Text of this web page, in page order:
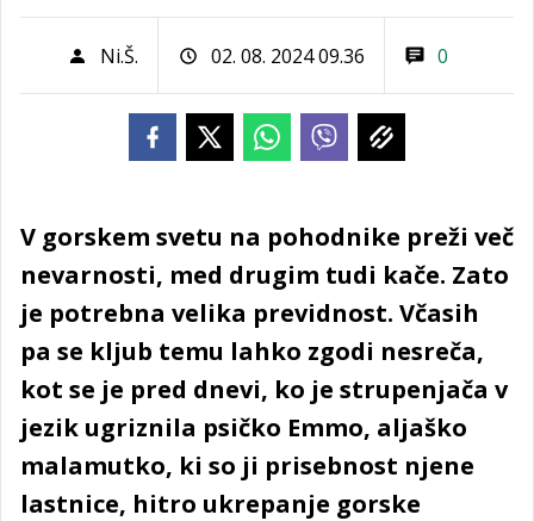
Ni.Š. 02. 08. 2024 09.36 0
V gorskem svetu na pohodnike preži več
nevarnosti, med drugim tudi kače. Zato
je potrebna velika previdnost. Včasih
pa se kljub temu lahko zgodi nesreča,
kot se je pred dnevi, ko je strupenjača v
jezik ugriznila psičko Emmo, aljaško
malamutko, ki so ji prisebnost njene
lastnice, hitro ukrepanje gorske